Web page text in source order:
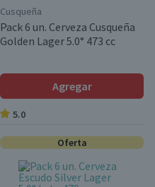
Cusqueña
Pack 6 un. Cerveza Cusqueña
Golden Lager 5.0° 473 cc
Agregar
5.0
Oferta